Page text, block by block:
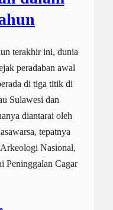
terakhir ini, dunia
peradaban awal
di tiga titik di
Sulawesi dan
diantarai oleh
tepatnya
Nasional,
Peninggalan Cagar